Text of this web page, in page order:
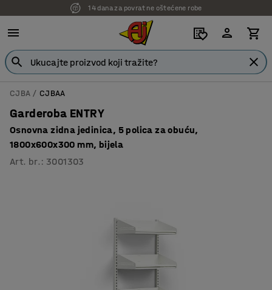
7 godina garancije
CJBA CJBAA
Garderoba ENTRY
Osnovna zidna jedinica, 5 polica za obuću,
1800x600x300 mm, bijela
Art. br. : 3001303